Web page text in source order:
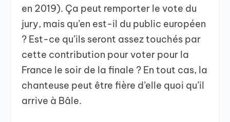
en 2019). Ça peut remporter le vote du
jury, mais qu’en est-il du public européen
? Est-ce qu’ils seront assez touchés par
cette contribution pour voter pour la
France le soir de la finale ? En tout cas, la
chanteuse peut être fière d’elle quoi qu’il
arrive à Bâle.